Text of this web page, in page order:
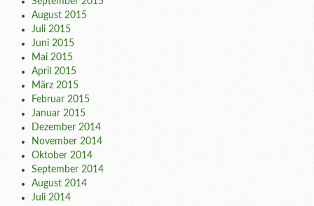
August 2015
Juli 2015
Juni 2015
Mai 2015
April 2015
März 2015
Februar 2015
Januar 2015
Dezember 2014
November 2014
Oktober 2014
September 2014
August 2014
Juli 2014